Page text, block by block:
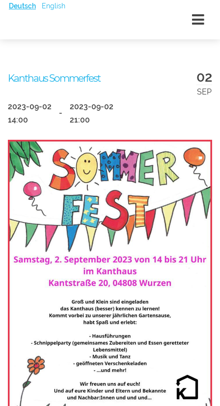
Deutsch English
02
SEP
Kanthaus Sommerfest
2023-09-02
14:00
-
2023-09-02
21:00